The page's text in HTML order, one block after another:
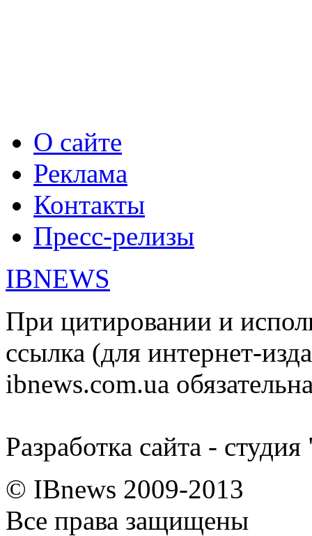
О сайте
Реклама
Контакты
Пресс-релизы
IBNEWS
При цитировании и
ссылка (для интернет-
ibnews.com.ua
Разработка сайта -
© IBnews 2009-2013
Все права защищены